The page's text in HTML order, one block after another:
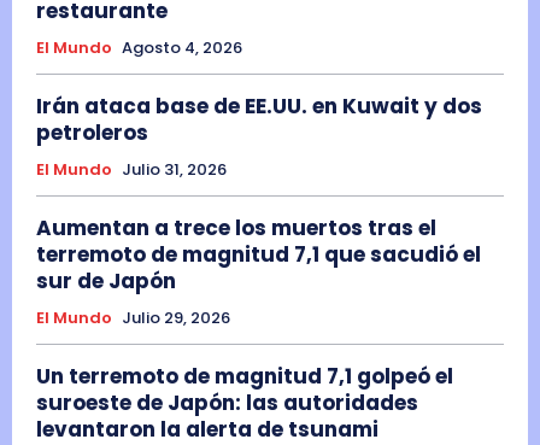
restaurante
El Mundo Agosto 4, 2026
Irán ataca base de EE.UU. en Kuwait y dos
petroleros
El Mundo Julio 31, 2026
Aumentan a trece los muertos tras el
terremoto de magnitud 7,1 que sacudió el
sur de Japón
El Mundo Julio 29, 2026
Un terremoto de magnitud 7,1 golpeó el
suroeste de Japón: las autoridades
levantaron la alerta de tsunami